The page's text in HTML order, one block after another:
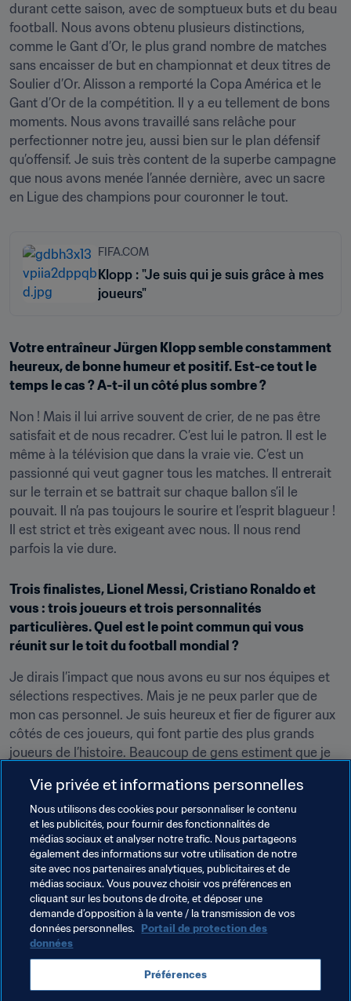
durant cette saison, avec de somptueux buts et du beau
football. Nous avons obtenu plusieurs distinctions,
comme le Gant d’Or, le plus grand nombre de matches
sans encaisser de but en championnat et deux titres de
Soulier d’Or. Alisson a remporté la Copa América et le
Gant d’Or de la compétition. Il y a eu tellement de bons
moments. Nous avons travaillé sans relâche pour
perfectionner notre jeu, aussi bien sur le plan défensif
qu’offensif. Je suis très content de la superbe campagne
que nous avons menée l’année dernière, avec un sacre
en Ligue des champions pour couronner le tout.
FIFA.COM
Klopp : "Je suis qui je suis grâce à mes
joueurs"
Votre entraîneur Jürgen Klopp semble constamment
heureux, de bonne humeur et positif. Est-ce tout le
temps le cas ? A-t-il un côté plus sombre ?
Non ! Mais il lui arrive souvent de crier, de ne pas être
satisfait et de nous recadrer. C’est lui le patron. Il est le
même à la télévision que dans la vraie vie. C’est un
passionné qui veut gagner tous les matches. Il entrerait
sur le terrain et se battrait sur chaque ballon s’il le
pouvait. Il n’a pas toujours le sourire et l’esprit blagueur !
Il est strict et très exigeant avec nous. Il nous rend
parfois la vie dure.
Trois finalistes, Lionel Messi, Cristiano Ronaldo et
vous : trois joueurs et trois personnalités
particulières. Quel est le point commun qui vous
réunit sur le toit du football mondial ?
Je dirais l’impact que nous avons eu sur nos équipes et
sélections respectives. Mais je ne peux parler que de
mon cas personnel. Je suis heureux et fier de figurer aux
côtés de ces joueurs, qui font partie des plus grands
joueurs de l’histoire. Beaucoup de gens estiment que je
sélection néerlandaise.
Vous allez disputer la Coupe du Monde des Clubs de la
FIFA, Qatar 2019 en décembre. Les demi-finales de la
Copa Libertadores se jouent en ce moment. Avez-vous
une préférence pour votre éventuel adversaire entre
Boca Juniors, River Plate, Flamengo et Grêmio ?
Ce sont toutes de superbes équipes. Nous connaissons
tous ces clubs et l’engouement qu’ils suscitent auprès de
leurs supporters. Je n’ai pas de préférence. Quel que soit
l’adversaire, de nombreux fans feront le déplacement et
Vie privée et informations personnelles
Nous utilisons des cookies pour personnaliser le contenu
et les publicités, pour fournir des fonctionnalités de
médias sociaux et analyser notre trafic. Nous partageons
également des informations sur votre utilisation de notre
site avec nos partenaires analytiques, publicitaires et de
médias sociaux. Vous pouvez choisir vos préférences en
cliquant sur les boutons de droite, et déposer une
demande d’opposition à la vente / la transmission de vos
données personnelles. Portail de protection des
données
Préférences